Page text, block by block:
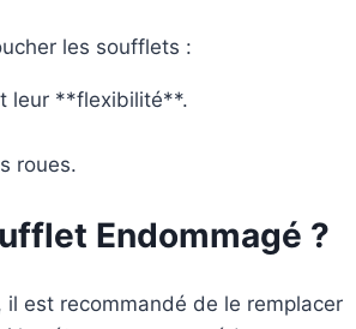
les soufflets :
leur **flexibilité**.
roues.
Endommagé ?
est recommandé de le remplacer